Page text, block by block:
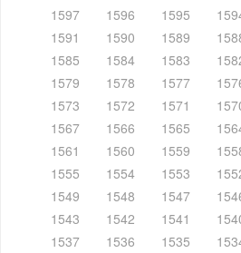
1597
1596 1595
1591
1590 1589
1585
1584 1583
1579
1578 1577
1573
1572 1571
1567
1566 1565
1561
1560 1559
1555
1554 1553
1549
1548 1547
1543
1542 1541
1537
1536 1535